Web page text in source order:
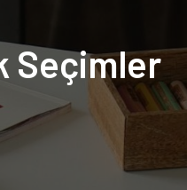
Seçimler